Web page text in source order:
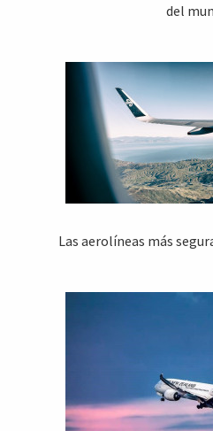
del
Las aerolíneas más